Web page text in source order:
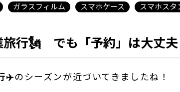
ガラスフィルム スマホケース スマホスタ
行🗽 でも「予約」は大丈夫
✈️のシーズンが近づいてきましたね！